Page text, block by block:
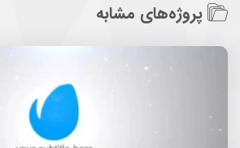
پروژه‌های مشابه